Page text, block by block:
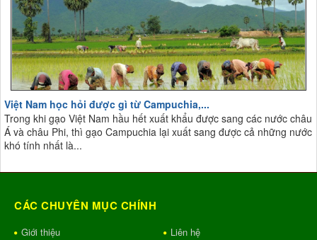
Việt Nam học hỏi được gì từ Campuchia,...
Trong khi gạo Việt Nam hầu hết xuất khẩu được sang các nước châu
Á và châu Phi, thì gạo Campuchia lại xuất sang được cả những nước
khó tính nhất là...
CÁC CHUYÊN MỤC CHÍNH
Giới thiệu
Liên hệ